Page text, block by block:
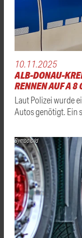
10.11.2025
ALB-DONAU-
RENNEN AUF A 8
Laut Polizei wurde
Autos genötigt. Ein
Symbolbild